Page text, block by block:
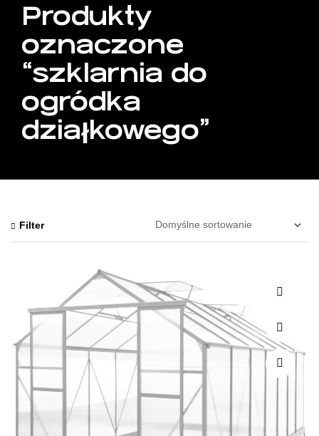
Produkty
oznaczone
“szklarnia do
ogródka
działkowego”
Filter